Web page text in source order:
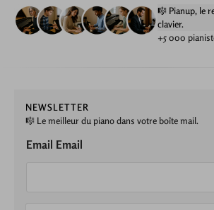
🎼 Pianup, le
clavier.
+5 000
NEWSLETTER
🎼 Le meilleur du piano dans votre boîte mail.
Email Email